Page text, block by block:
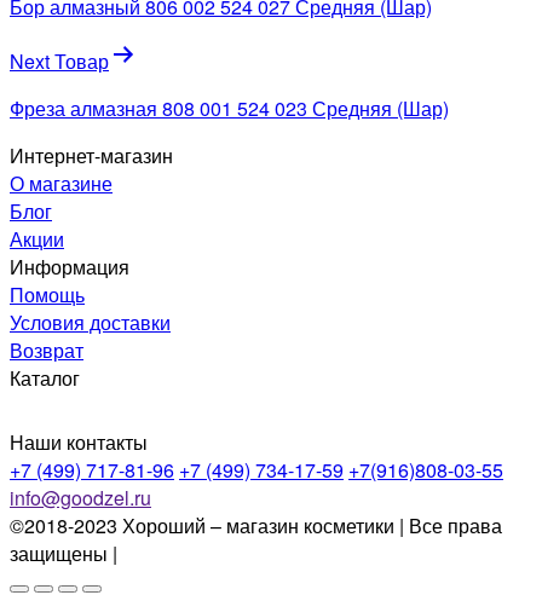
записям
Бор алмазный 806 002 524 027 Средняя (Шар)
Next Товар
Фреза алмазная 808 001 524 023 Средняя (Шар)
Интернет-магазин
О магазине
Блог
Акции
Информация
Помощь
Условия доставки
Возврат
Каталог
Наши контакты
+7 (499) 717-81-96 +7 (499) 734-17-59 +7(916)808-03-55
info@goodzel.ru
©2018-2023 Хороший – магазин косметики | Все права
защищены |